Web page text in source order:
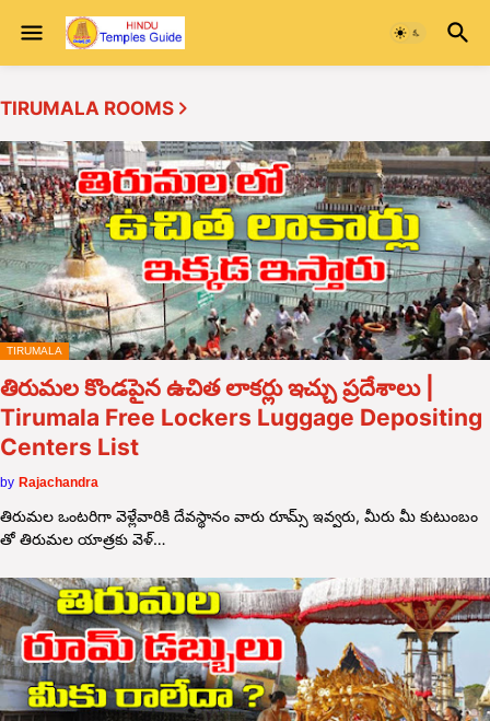
TIRUMALA ROOMS
TIRUMALA
తిరుమల కొండపైన ఉచిత లాకర్లు ఇచ్చు ప్రదేశాలు |
Tirumala Free Lockers Luggage Depositing
Centers List
by Rajachandra
తిరుమల ఒంటరిగా వెళ్లేవారికి దేవస్థానం వారు రూమ్స్ ఇవ్వరు, మీరు మీ కుటుంబం
తో తిరుమల యాత్రకు వెళ్…